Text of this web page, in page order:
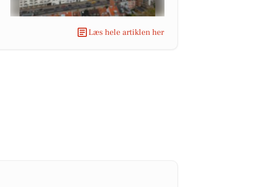
Læs hele artiklen her